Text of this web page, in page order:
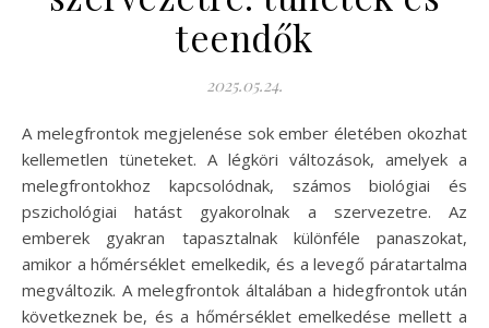
teendők
2025.05.24.
A melegfrontok megjelenése sok ember életében okozhat
kellemetlen tüneteket. A légköri változások, amelyek a
melegfrontokhoz kapcsolódnak, számos biológiai és
pszichológiai hatást gyakorolnak a szervezetre. Az
emberek gyakran tapasztalnak különféle panaszokat,
amikor a hőmérséklet emelkedik, és a levegő páratartalma
megváltozik. A melegfrontok általában a hidegfrontok után
következnek be, és a hőmérséklet emelkedése mellett a